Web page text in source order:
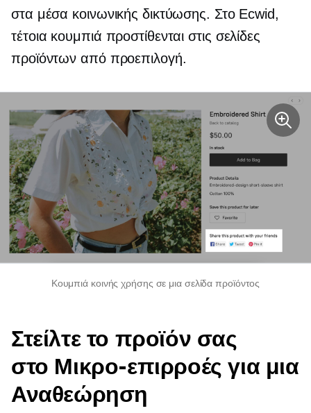
στα μέσα κοινωνικής δικτύωσης. Στο Ecwid,
τέτοια κουμπιά προστίθενται στις σελίδες
προϊόντων από προεπιλογή.
Κουμπιά κοινής χρήσης σε μια σελίδα προϊόντος
Στείλτε το προϊόν σας
στο Μικρο-επιρροές για μια
Αναθεώρηση